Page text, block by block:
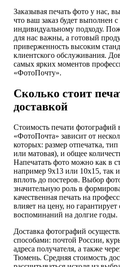
Заказывая печать фото у нас,
что ваш заказ будет выполнен
индивидуальному подходу.
для нас важны, а готовый
приверженность высоким
клиентского обслуживания.
самых ярких моментов
«ФотоПочту».
Сколько стоит
доставкой
Стоимость печати фотографий
«ФотоПочта» зависит от
которых: размер отпечатка,
или матовая), и общее
Напечатать фото можно как в
например 9x13 или 10x15, так
вплоть до постеров. Выбор
значительную роль в
качественная печать на
влияет на цену, но
воспоминаний на долгие годы.
Доставка фотографий
способами: почтой России,
адреса получателя, а также
Тюмень. Средняя стоимость